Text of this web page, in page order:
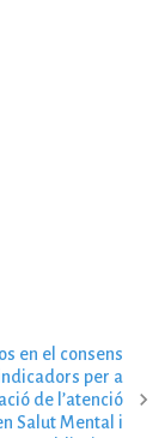
en el consens
per a
de l’atenció
Salut Mental i